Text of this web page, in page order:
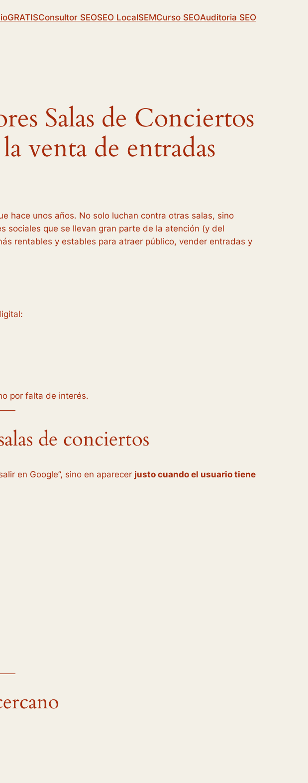
GRATISConsultor SEOSEO LocalSEMCurso SEOAuditoria SEO
Salas de Conciertos
venta de entradas
hace unos años. No solo luchan contra otras salas, sino
sociales que se llevan gran parte de la atención (y del
rentables y estables para atraer público, vender entradas y
por falta de interés.
de conciertos
en Google”, sino en aparecer justo cuando el usuario tiene